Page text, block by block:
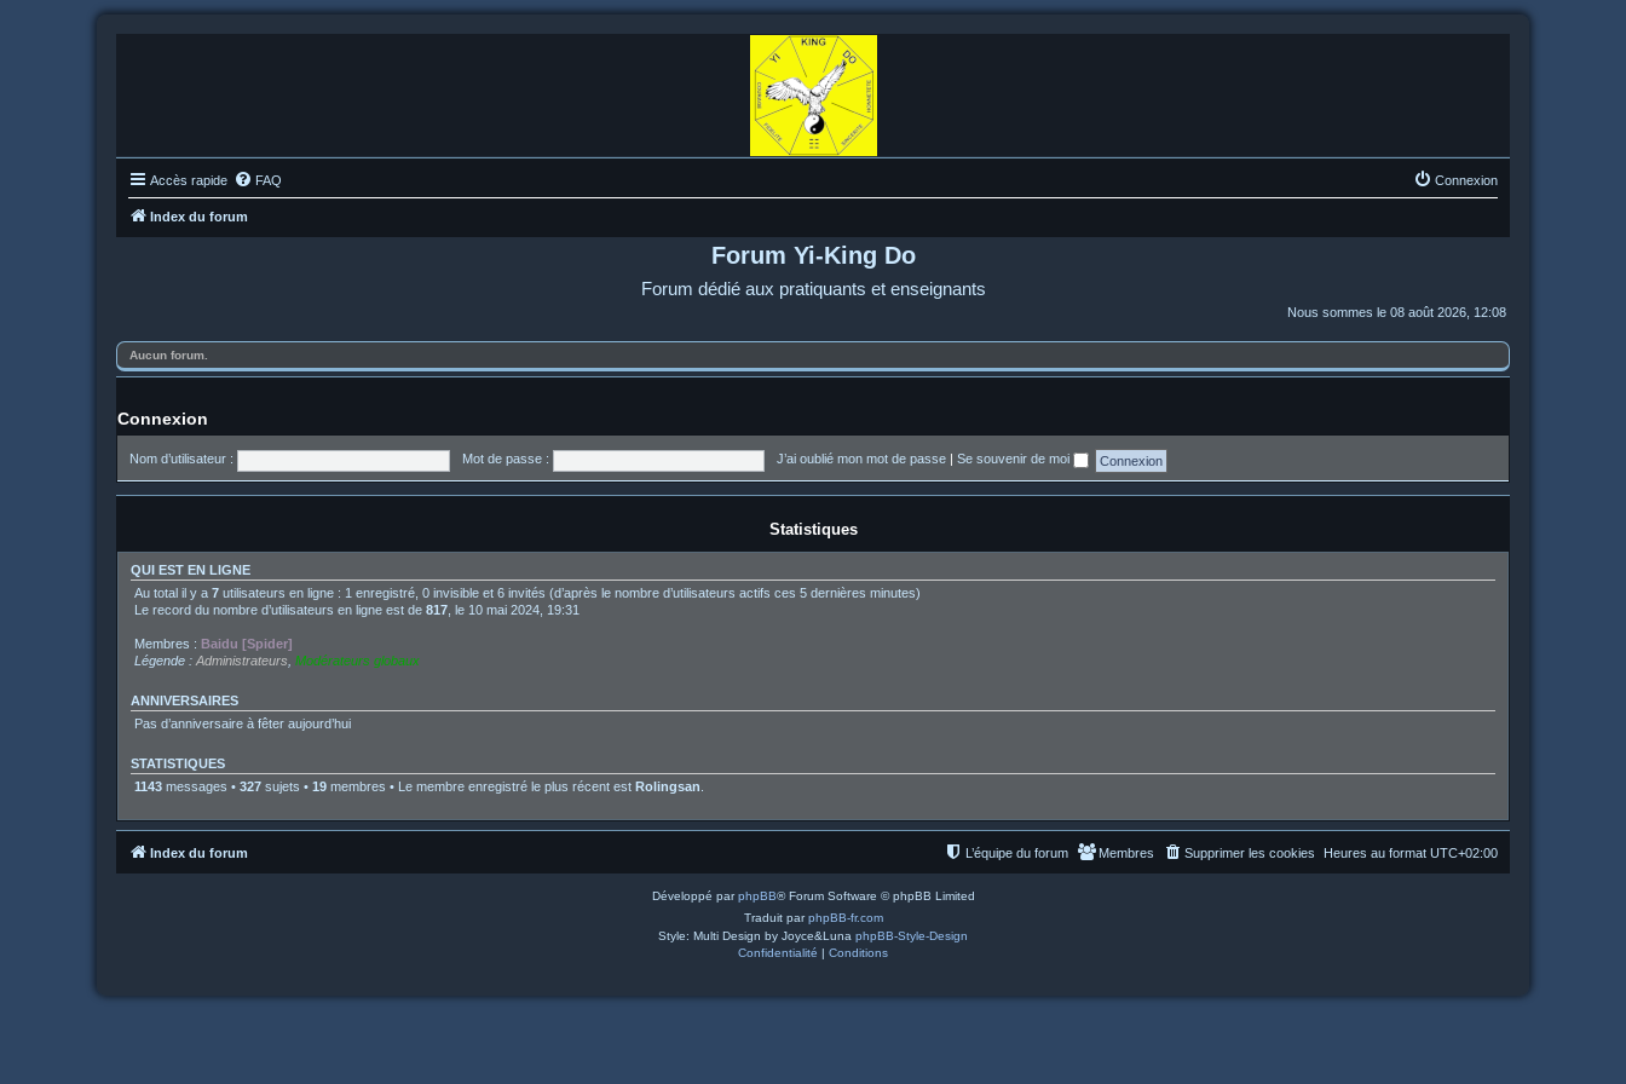
Accès rapide FAQ Connexion
Index du forum
Forum Yi-King Do
Forum dédié aux pratiquants et enseignants
Nous sommes le 08 août 2026, 12:08
Aucun forum.
Connexion
Nom d’utilisateur : Mot de passe : J’ai oublié mon mot de passe Se souvenir de moi
Statistiques
QUI EST EN LIGNE
Au total il y a 7 utilisateurs en ligne : 1 enregistré, 0 invisible et 6 invités (d’après le nombre d’utilisateurs actifs ces 5 dernières minutes)
Le record du nombre d’utilisateurs en ligne est de 817 , le 10 mai 2024, 19:31
Membres : Baidu [Spider]
Légende : Administrateurs Modérateurs globaux
ANNIVERSAIRES
Pas d’anniversaire à fêter aujourd’hui
STATISTIQUES
1143 messages • 327 sujets • 19 membres • Le membre enregistré le plus récent est Rolingsan
Index du forum Heures au format UTC+02:00
Supprimer les cookies
Membres
L’équipe du forum
Développé parphpBB® Forum Software © phpBB Limited
Traduit parphpBB-fr.com
Style: Multi Design by Joyce&Luna phpBB-Style-Design
Confidentialité | Conditions